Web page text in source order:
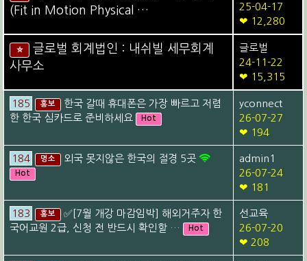
(Fit in Motion Physical …
25-04-17
❤ 12,280
⭐
글로벌 회계법인 : 내쉬빌 세무회계
사무소
글로벌
24-11-22
❤ 15,315
185 홍보
한국 갈때 휴대폰은 가장 빠르고 저렴
한 한국 심카드로 준비하세요
Hot
yconnect
26-07-27
❤ 194
184 명소 외국 못지않은 한국의 절경 5곳
Hot
admin1
26-07-24
❤ 181
183 홍보
✅[7월 개강 마감임박] 해외거주자 한
국어교원 2급, 신청 전 반드시 확인할 …
Hot
선교육
26-07-20
❤ 208